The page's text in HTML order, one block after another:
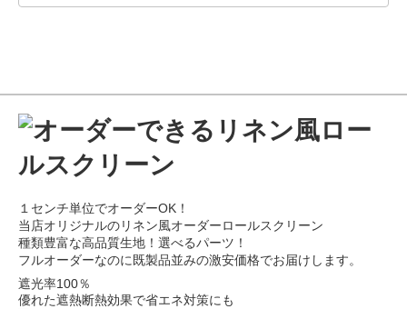
１センチ単位でオーダーOK！
当店オリジナルのリネン風オーダーロールスクリーン
種類豊富な高品質生地！選べるパーツ！
フルオーダーなのに既製品並みの激安価格でお届けします。
遮光率100％
優れた遮熱断熱効果で省エネ対策にも